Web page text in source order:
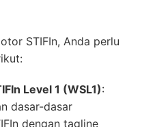
STIFIn, Anda perlu
Level 1 (WSL1):
dasar-dasar
dengan tagline